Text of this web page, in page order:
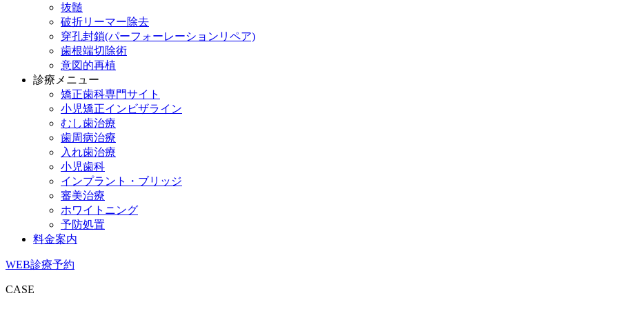
抜髄
破折リーマー除去
穿孔封鎖(パーフォーレーションリペア)
歯根端切除術
意図的再植
診療メニュー
矯正歯科専門サイト
小児矯正インビザライン
むし歯治療
歯周病治療
入れ歯治療
小児歯科
インプラント・ブリッジ
審美治療
ホワイトニング
予防処置
料金案内
WEB診療予約
CASE